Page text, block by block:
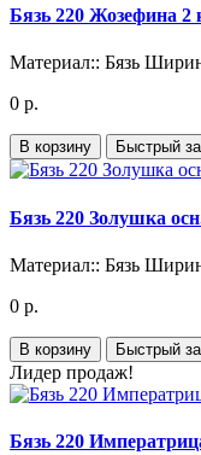
Бязь 220 Жозефина 2
Материал:: Бязь
0 р.
В корзину Быстрый
Бязь 220 Золушка
Материал:: Бязь
0 р.
В корзину Быстрый
Лидер продаж!
Бязь 220